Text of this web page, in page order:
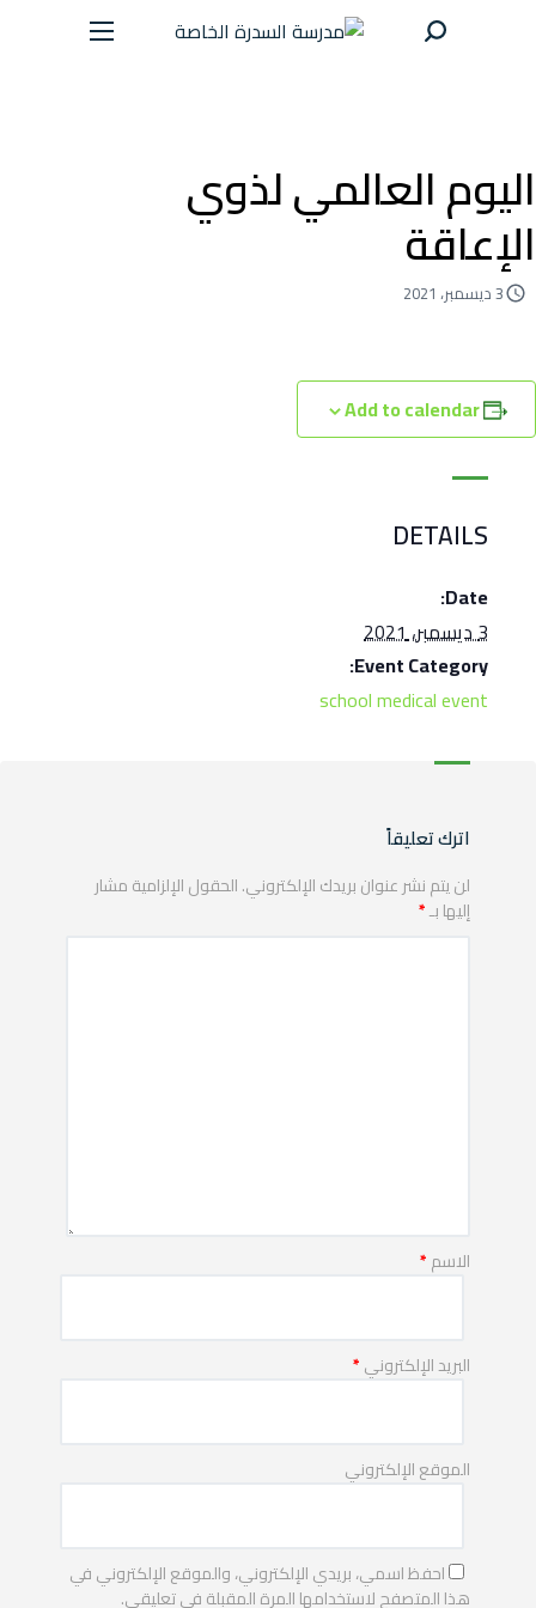
اليوم العالمي لذوي
الإعاقة
3 ديسمبر، 2021
Add to calendar
DETAILS
Date:
3 ديسمبر، 2021
Event Category:
school medical event
اترك تعليقاً
لن يتم نشر عنوان بريدك الإلكتروني.الحقول الإلزامية مشار
إليها بـ*
الاسم*
البريد الإلكتروني*
الموقع الإلكتروني
احفظ اسمي، بريدي الإلكتروني، والموقع الإلكتروني في
هذا المتصفح لاستخدامها المرة المقبلة في تعليقي.